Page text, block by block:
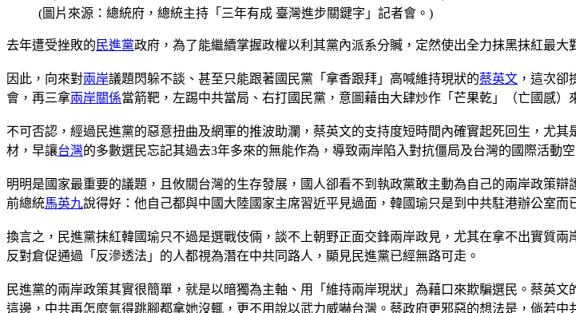
(圖片來源：總統府，總統主持「三年有成 臺灣進步關鍵字」記者會。)
去年遭受挫敗的 民進黨政府，為了能繼續掌握政權以利其黨內派系分贓，定然使出全力抹黑抹紅最大
因此，向來對兩岸議題閃躲不談、甚至只能跟著國民黨「拿香跟拜」高喊維持現狀的蔡英文 ，這次卻
會，再三拿兩岸關係當箭靶，左踢中共當局、右打國民黨，意圖藉由大肆炒作「芒果乾」（亡國感）
不可否認，經過民進黨的惡意扭曲及網軍的推波助瀾，蔡英文的支持度短時間內確實起死回生，尤
材，早讓台灣的多數選民忘記其過去3年多來的無能作為，導致兩岸陷入對抗僵局及台灣的國際活動空
明明是國家最重要的議題，且攸關台灣的生存發展，國人卻看不到執政黨敢主動為自己的兩岸政策
前總統馬英九說得好：他自己都與中國大陸國家主席習近平見過面，韓國瑜只是到中共駐港辦公室
換言之，民進黨抹紅韓國瑜只不過是選戰伎倆，談不上朝野正面交鋒兩岸政見，尤其在拿不出實質
反對倉促通過「反滲透法」的人都視為潛在中共同路人，顯見民進黨已經無路可走。
民進黨的兩岸政策其實很簡單，就是以暗獨為主軸、用「維持兩岸現狀」為藉口來欺騙選民。蔡英
這邊，中共再怎麼氣得跳腳都拿她沒輒，更不用說以武力威嚇台灣。蔡政府更邪惡的想法是，倘若